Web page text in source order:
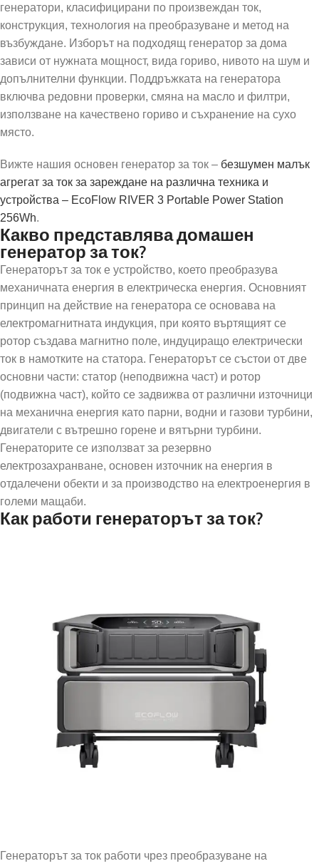
генератори, класифицирани по произвеждан ток,
конструкция, технология на преобразуване и метод на
възбуждане. Изборът на подходящ генератор за дома
зависи от нужната мощност, вида гориво, нивото на шум и
допълнителни функции. Поддръжката на генератора
включва редовни проверки, смяна на масло и филтри,
използване на качествено гориво и съхранение на сухо
място.
Вижте нашия основен генератор за ток – безшумен малък
агрегат за ток за зареждане на различна техника и
устройства – EcoFlow RIVER 3 Portable Power Station
256Wh.
Какво представлява домашен
генератор за ток?
Генераторът за ток е устройство, което преобразува
механичната енергия в електрическа енергия. Основният
принцип на действие на генератора се основава на
електромагнитната индукция, при която въртящият се
ротор създава магнитно поле, индуциращо електрически
ток в намотките на статора. Генераторът се състои от две
основни части: статор (неподвижна част) и ротор
(подвижна част), който се задвижва от различни източници
на механична енергия като парни, водни и газови турбини,
двигатели с вътрешно горене и вятърни турбини.
Генераторите се използват за резервно
електрозахранване, основен източник на енергия в
отдалечени обекти и за производство на електроенергия в
големи мащаби.
Как работи генераторът за ток?
Генераторът за ток работи чрез преобразуване на